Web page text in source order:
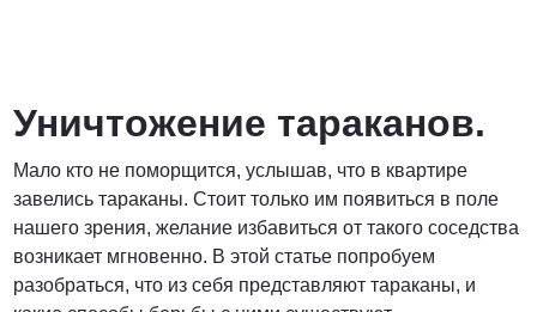
Договорная
ПОЗВОНИТЬ
Уничтожение тараканов.
Мало кто не поморщится, услышав, что в квартире
завелись тараканы. Стоит только им появиться в поле
нашего зрения, желание избавиться от такого соседства
возникает мгновенно. В этой статье попробуем
разобраться, что из себя представляют тараканы, и